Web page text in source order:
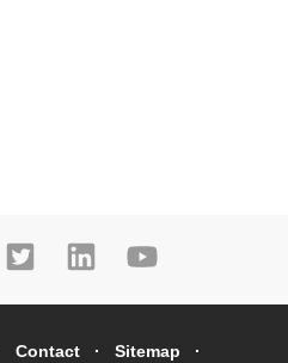
Contact Sitemap